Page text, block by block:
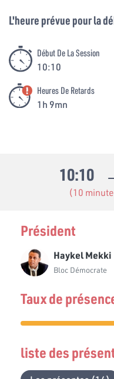
L'heure prévue pour la
Début De La Session
10:10
Heures De Retards
1h 9mn
10:10
(10
Président
Haykel Mekki
Bloc Démocrate
Taux de
liste des